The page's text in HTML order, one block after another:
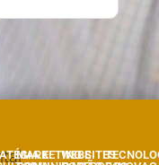
E
MARKETING E
WEBSITES